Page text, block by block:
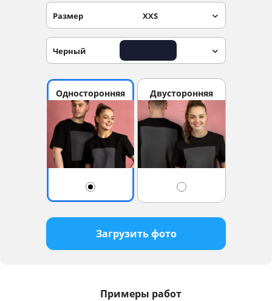
Размер XXS
Черный
Односторонняя Двусторонняя
Загрузить фото
Примеры работ